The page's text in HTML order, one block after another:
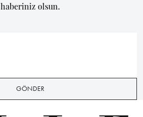
haberiniz olsun.
GÖNDER